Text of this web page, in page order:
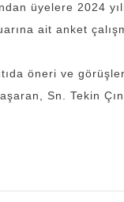
üyelere 2024
ait anket
öneri ve
Sn. Tekin